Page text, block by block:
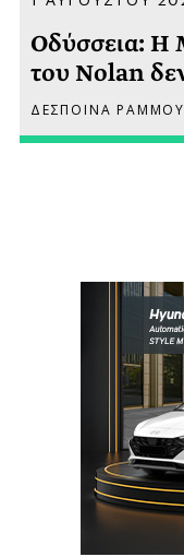
Οδύσσεια: Η
του Nolan
ΔΕΣΠΟΙΝΑ ΡΑΜΜΟΥ